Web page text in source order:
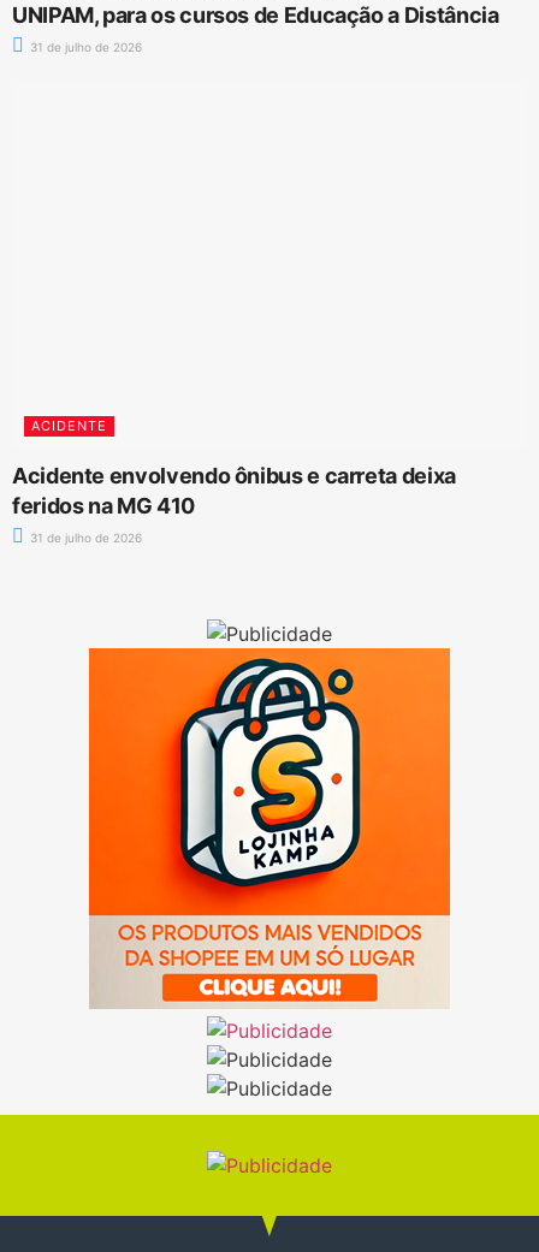
UNIPAM, para os cursos de Educação a Distância
31 de julho de 2026
ACIDENTE
Acidente envolvendo ônibus e carreta deixa
feridos na MG 410
31 de julho de 2026